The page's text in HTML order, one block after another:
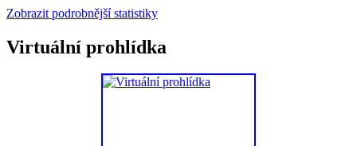
Zobrazit podrobnější statistiky
Virtuální prohlídka